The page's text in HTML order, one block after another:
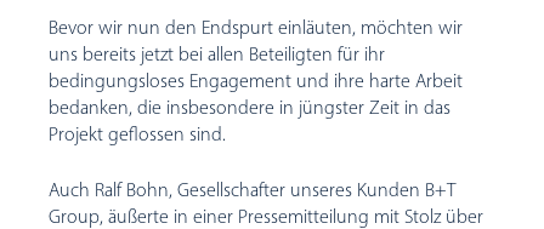
Bevor wir nun den Endspurt einläuten, möchten wir
uns bereits jetzt bei allen Beteiligten für ihr
bedingungsloses Engagement und ihre harte Arbeit
bedanken, die insbesondere in jüngster Zeit in das
Projekt geflossen sind.
Auch Ralf Bohn, Gesellschafter unseres Kunden B+T
Group, äußerte in einer Pressemitteilung mit Stolz über